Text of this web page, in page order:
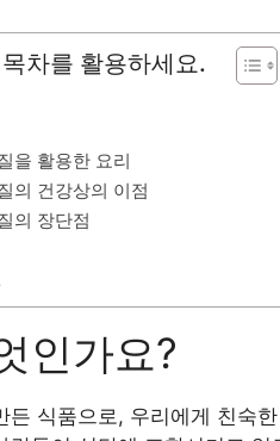
차를 활용하세요.
을 활용한 요리
의 건강상의 이점
의 장단점
인가요?
든 식품으로, 우리에게 친숙